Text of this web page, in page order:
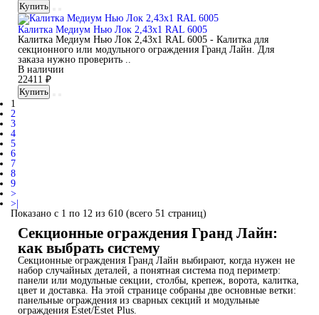
Купить
Калитка Медиум Нью Лок 2,43х1 RAL 6005
Калитка Медиум Нью Лок 2,43х1 RAL 6005 - Калитка для
секционного или модульного ограждения Гранд Лайн. Для
заказа нужно проверить ..
В наличии
22411 ₽
Купить
1
2
3
4
5
6
7
8
9
>
>|
Показано с 1 по 12 из 610 (всего 51 страниц)
Секционные ограждения Гранд Лайн:
как выбрать систему
Секционные ограждения Гранд Лайн выбирают, когда нужен не
набор случайных деталей, а понятная система под периметр:
панели или модульные секции, столбы, крепеж, ворота, калитка,
цвет и доставка. На этой странице собраны две основные ветки:
панельные ограждения из сварных секций и модульные
ограждения Estet/Estet Plus.